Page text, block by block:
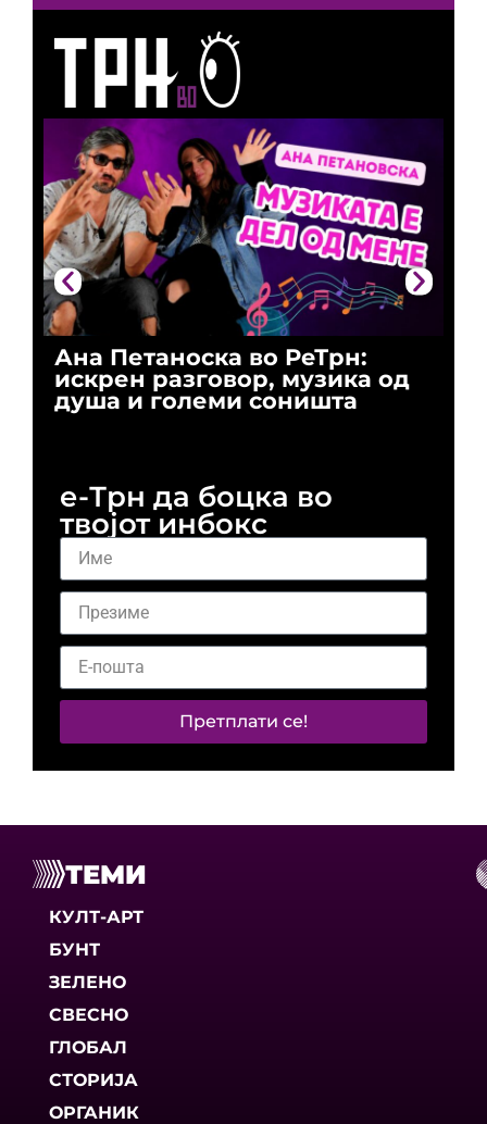
Ана Петаноска во РеТрн:
искрен разговор, музика од
душа и големи соништа
е-Трн да боцка во
твојот инбокс
Претплати се!
ТЕМИ
КУЛТ-АРТ
БУНТ
ЗЕЛЕНО
СВЕСНО
ГЛОБАЛ
СТОРИЈА
ОРГАНИК